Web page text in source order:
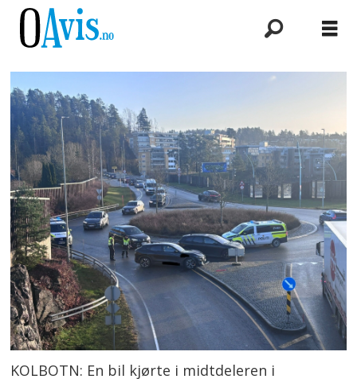
KOLBOTN: En bil kjørte i midtdeleren i